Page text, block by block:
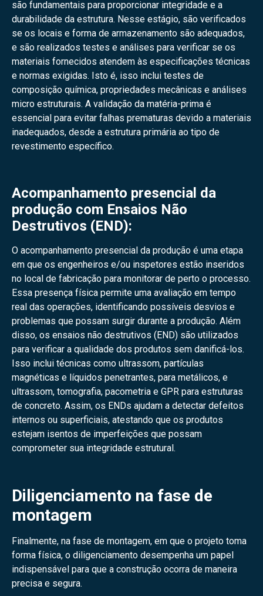
são fundamentais para proporcionar integridade e a
durabilidade da estrutura. Nesse estágio, são verificados
se os locais e forma de armazenamento são adequados,
e são realizados testes e análises para verificar se os
materiais fornecidos atendem às especificações técnicas
e normas exigidas. Isto é, isso inclui testes de
composição química, propriedades mecânicas e análises
micro estruturais. A validação da matéria-prima é
essencial para evitar falhas prematuras devido a materiais
inadequados, desde a estrutura primária ao tipo de
revestimento específico.
Acompanhamento presencial da
produção com Ensaios Não
Destrutivos (END):
O acompanhamento presencial da produção é uma etapa
em que os engenheiros e/ou inspetores estão inseridos
no local de fabricação para monitorar de perto o processo.
Essa presença física permite uma avaliação em tempo
real das operações, identificando possíveis desvios e
problemas que possam surgir durante a produção. Além
disso, os ensaios não destrutivos (END) são utilizados
para verificar a qualidade dos produtos sem danificá-los.
Isso inclui técnicas como ultrassom, partículas
magnéticas e líquidos penetrantes, para metálicos, e
ultrassom, tomografia, pacometria e GPR para estruturas
de concreto. Assim, os ENDs ajudam a detectar defeitos
internos ou superficiais, atestando que os produtos
estejam isentos de imperfeições que possam
comprometer sua integridade estrutural.
Diligenciamento na fase de
montagem
Finalmente, na fase de montagem, em que o projeto toma
forma física, o diligenciamento desempenha um papel
indispensável para que a construção ocorra de maneira
precisa e segura.